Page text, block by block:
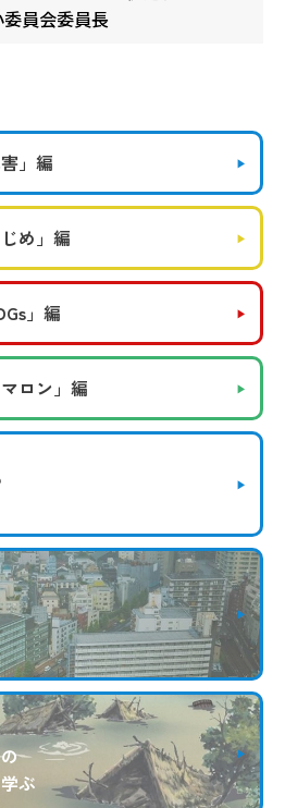
員会委員長
害」編
じめ」編
」編
マロン」編
ぶ